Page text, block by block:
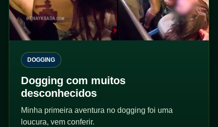
DOGGING
Dogging com muitos
desconhecidos
Minha primeira aventura no dogging foi uma
loucura, vem conferir.